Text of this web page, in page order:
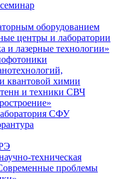
оборудованием
центры и лаборатории
лазерные технологии»
квантовой химии
и техники СВЧ
СФУ
техническая
проблемы